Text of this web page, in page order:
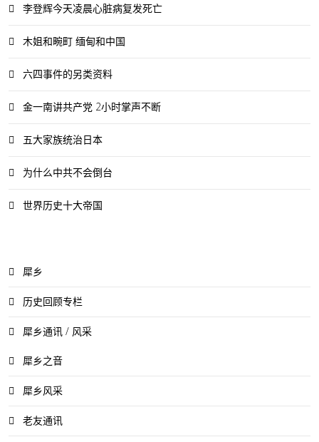
李登辉今天凌晨心脏病复发死亡
木姐和畹町 缅甸和中国
六四事件的另类资料
金一南讲共产党 2小时掌声不断
五大家族统治日本
为什么中共不会倒台
世界历史十大帝国
犀乡
历史回顾专栏
犀乡通讯 / 风采
犀乡之音
犀乡风采
老友通讯